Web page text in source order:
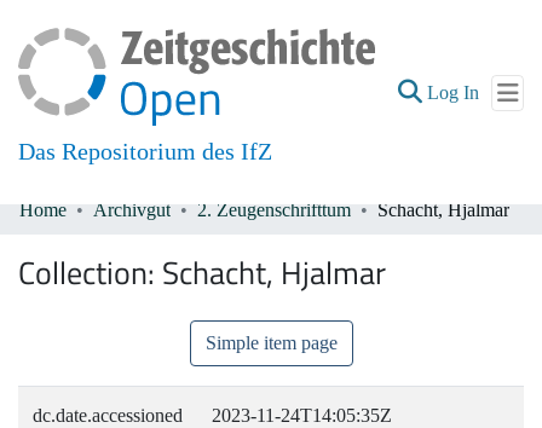
Das Repositorium des IfZ
Log In (current)
All of DSpace
Home Archivgut 2. Zeugenschrifttum Schacht, Hjalmar
Collection: Schacht, Hjalmar
Simple item page
dc.date.accessioned 2023-11-24T14:05:35Z